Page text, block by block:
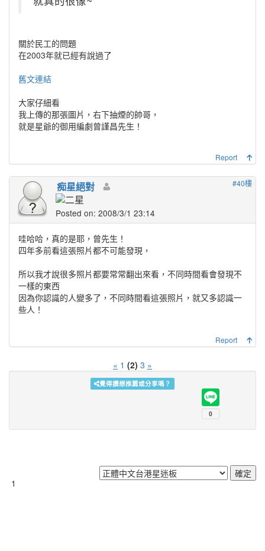
關於民工的問題
在2003年就已經有說過了
舊文連結
大家仔細看
我上傳的那張圖片，右下抽煙的帥哥，
就是星爺的御用編劇曾謹昌先生！
Report
#40樓
痴星絕對
Posted on: 2008/3/1 23:14
哇哈哈，真的是耶，曾先生！
四年多前看這張照片都不可能發現，
所以我才說很多照片都要常常翻出來看，不同時間看會發現不
一樣的東西
因為你認識的人變多了，不同時間看這張照片，就又多認識一
些人！
Report
« 1 (2) 3 »
覺得讚想推薦或分享嗎？
1